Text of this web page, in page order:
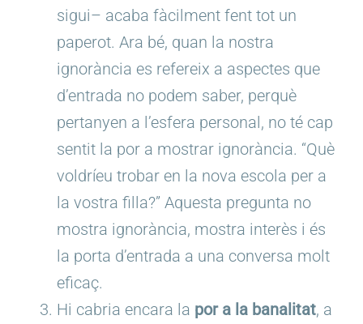
sigui– acaba fàcilment fent tot un
paperot. Ara bé, quan la nostra
ignorància es refereix a aspectes que
d’entrada no podem saber, perquè
pertanyen a l’esfera personal, no té cap
sentit la por a mostrar ignorància. “Què
voldríeu trobar en la nova escola per a
la vostra filla?” Aquesta pregunta no
mostra ignorància, mostra interès i és
la porta d’entrada a una conversa molt
eficaç.
Hi cabria encara la por a la banalitat, a